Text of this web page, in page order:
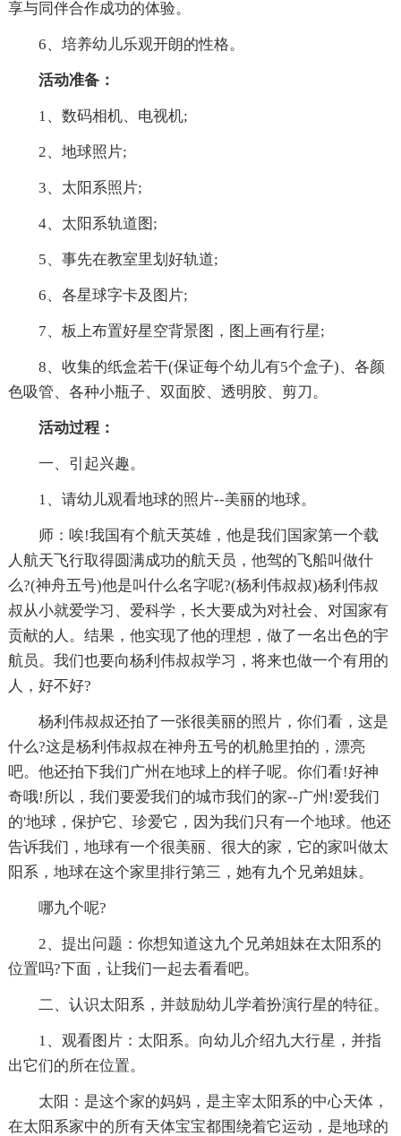
享与同伴合作成功的体验。
6、培养幼儿乐观开朗的性格。
活动准备：
1、数码相机、电视机;
2、地球照片;
3、太阳系照片;
4、太阳系轨道图;
5、事先在教室里划好轨道;
6、各星球字卡及图片;
7、板上布置好星空背景图，图上画有行星;
8、收集的纸盒若干(保证每个幼儿有5个盒子)、各颜
色吸管、各种小瓶子、双面胶、透明胶、剪刀。
活动过程：
一、引起兴趣。
1、请幼儿观看地球的照片--美丽的地球。
师：唉!我国有个航天英雄，他是我们国家第一个载
人航天飞行取得圆满成功的航天员，他驾的飞船叫做什
么?(神舟五号)他是叫什么名字呢?(杨利伟叔叔)杨利伟叔
叔从小就爱学习、爱科学，长大要成为对社会、对国家有
贡献的人。结果，他实现了他的理想，做了一名出色的宇
航员。我们也要向杨利伟叔叔学习，将来也做一个有用的
人，好不好?
杨利伟叔叔还拍了一张很美丽的照片，你们看，这是
什么?这是杨利伟叔叔在神舟五号的机舱里拍的，漂亮
吧。他还拍下我们广州在地球上的样子呢。你们看!好神
奇哦!所以，我们要爱我们的城市我们的家--广州!爱我们
的'地球，保护它、珍爱它，因为我们只有一个地球。他还
告诉我们，地球有一个很美丽、很大的家，它的家叫做太
阳系，地球在这个家里排行第三，她有九个兄弟姐妹。
哪九个呢?
2、提出问题：你想知道这九个兄弟姐妹在太阳系的
位置吗?下面，让我们一起去看看吧。
二、认识太阳系，并鼓励幼儿学着扮演行星的特征。
1、观看图片：太阳系。向幼儿介绍九大行星，并指
出它们的所在位置。
太阳：是这个家的妈妈，是主宰太阳系的中心天体，
在太阳系家中的所有天体宝宝都围绕着它运动，是地球的